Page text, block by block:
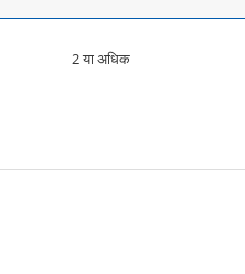
2 या अधिक